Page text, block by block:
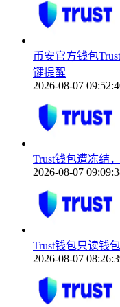
币安官方钱包
键提醒
2026-08-07
Trust钱包遭冻结
2026-08-07
Trust钱包只读钱
2026-08-07